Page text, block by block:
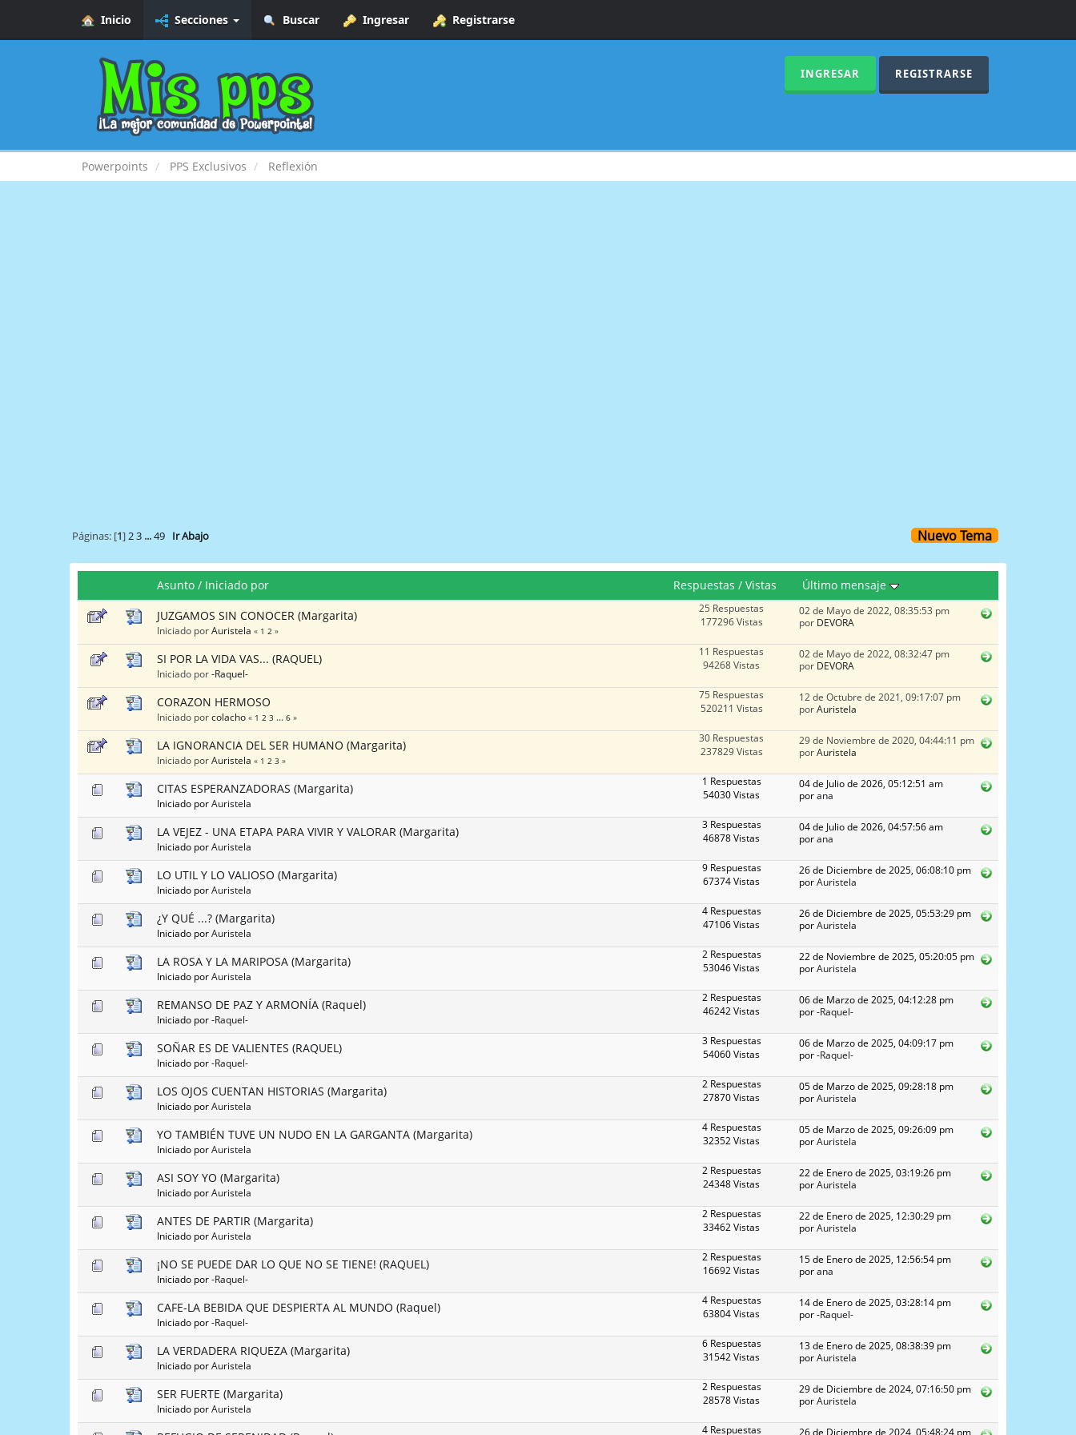
Inicio Secciones Buscar Ingresar Registrarse
INGRESAR REGISTRARSE
Powerpoints PPS Exclusivos Reflexión
Páginas: [1]2 3 ...49 Ir Abajo Nuevo Tema
Asunto / Iniciado por Respuestas / Vistas
Último mensaje
JUZGAMOS SIN CONOCER (Margarita)
Iniciado porAuristela « 1 2 »
25 Respuestas
177296 Vistas
02 de Mayo de 2022, 08:35:53 pm
por DEVORA
SI POR LA VIDA VAS... (RAQUEL)
Iniciado por-Raquel-
11 Respuestas
94268 Vistas
02 de Mayo de 2022, 08:32:47 pm
por DEVORA
CORAZON HERMOSO
Iniciado porcolacho « 1 2 3 ... 6 »
75 Respuestas
520211 Vistas
12 de Octubre de 2021, 09:17:07 pm
porAuristela
LA IGNORANCIA DEL SER HUMANO (Margarita)
Iniciado porAuristela « 1 2 3 »
30 Respuestas
237829 Vistas
29 de Noviembre de 2020, 04:44:11 pm
porAuristela
CITAS ESPERANZADORAS (Margarita)
Iniciado porAuristela
1 Respuestas
54030 Vistas
04 de Julio de 2026, 05:12:51 am
porana
LA VEJEZ - UNA ETAPA PARA VIVIR Y VALORAR (Margarita)
Iniciado porAuristela
3 Respuestas
46878 Vistas
04 de Julio de 2026, 04:57:56 am
porana
LO UTIL Y LO VALIOSO (Margarita)
Iniciado porAuristela
9 Respuestas
67374 Vistas
26 de Diciembre de 2025, 06:08:10 pm
porAuristela
¿Y QUÉ ...? (Margarita)
Iniciado porAuristela
4 Respuestas
47106 Vistas
26 de Diciembre de 2025, 05:53:29 pm
porAuristela
LA ROSA Y LA MARIPOSA (Margarita)
Iniciado porAuristela
2 Respuestas
53046 Vistas
22 de Noviembre de 2025, 05:20:05 pm
porAuristela
REMANSO DE PAZ Y ARMONÍA (Raquel)
Iniciado por-Raquel-
2 Respuestas
46242 Vistas
06 de Marzo de 2025, 04:12:28 pm
por-Raquel-
SOÑAR ES DE VALIENTES (RAQUEL)
Iniciado por-Raquel-
3 Respuestas
54060 Vistas
06 de Marzo de 2025, 04:09:17 pm
por-Raquel-
LOS OJOS CUENTAN HISTORIAS (Margarita)
Iniciado porAuristela
2 Respuestas
27870 Vistas
05 de Marzo de 2025, 09:28:18 pm
porAuristela
YO TAMBIÉN TUVE UN NUDO EN LA GARGANTA (Margarita)
Iniciado porAuristela
4 Respuestas
32352 Vistas
05 de Marzo de 2025, 09:26:09 pm
porAuristela
ASI SOY YO (Margarita)
Iniciado porAuristela
2 Respuestas
24348 Vistas
22 de Enero de 2025, 03:19:26 pm
porAuristela
ANTES DE PARTIR (Margarita)
Iniciado porAuristela
2 Respuestas
33462 Vistas
22 de Enero de 2025, 12:30:29 pm
porAuristela
¡NO SE PUEDE DAR LO QUE NO SE TIENE! (RAQUEL)
Iniciado por-Raquel-
2 Respuestas
16692 Vistas
15 de Enero de 2025, 12:56:54 pm
porana
CAFE-LA BEBIDA QUE DESPIERTA AL MUNDO (Raquel)
Iniciado por-Raquel-
4 Respuestas
63804 Vistas
14 de Enero de 2025, 03:28:14 pm
por-Raquel-
LA VERDADERA RIQUEZA (Margarita)
Iniciado porAuristela
6 Respuestas
31542 Vistas
13 de Enero de 2025, 08:38:39 pm
porAuristela
SER FUERTE (Margarita)
Iniciado porAuristela
2 Respuestas
28578 Vistas
29 de Diciembre de 2024, 07:16:50 pm
porAuristela
4 Respuestas 26 de Diciembre de 2024, 05:48:24 pm